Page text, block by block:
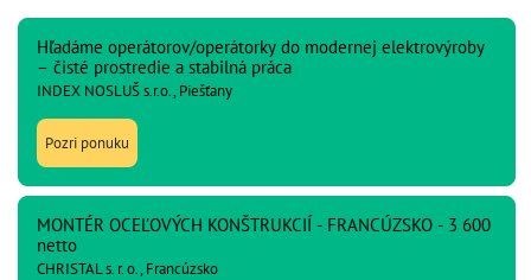
Hľadáme operátorov/operátorky do modernej elektrovýroby
– čisté prostredie a stabilná práca
INDEX NOSLUŠ s.r.o., Piešťany
Pozri ponuku
MONTÉR OCEĽOVÝCH KONŠTRUKCIÍ - FRANCÚZSKO - 3 600
netto
CHRISTAL s. r. o., Francúzsko